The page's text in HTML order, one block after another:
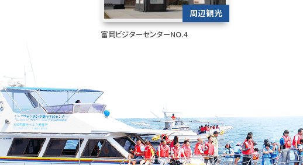
周辺観光
富岡ビジターセンターNO.4